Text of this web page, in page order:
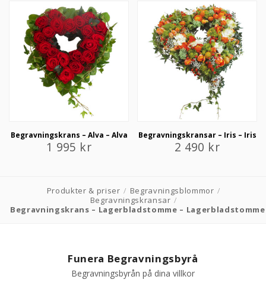
Begravningskrans – Alva – Alva
1 995 kr
Begravningskransar – Iris – Iris
2 490 kr
Produkter & priser / Begravningsblommor /
Begravningskransar /
Begravningskrans – Lagerbladstomme – Lagerbladstomme
Funera Begravningsbyrå
Begravningsbyrån på dina villkor